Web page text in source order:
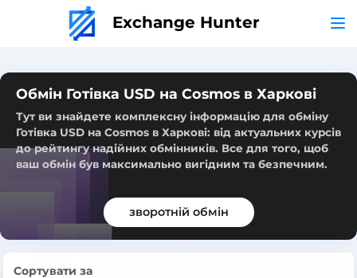
Exchange Hunter
Обмін Готівка USD на Cosmos в Харкові
Тут ви знайдете комплексну інформацію для обміну
Готівка USD на Cosmos в Харкові: від актуальних курсів
до рейтингу надійних обмінників. Все для того, щоб
ваш обмін був максимально вигідним та безпечним.
зворотній обмін
Сортувати за